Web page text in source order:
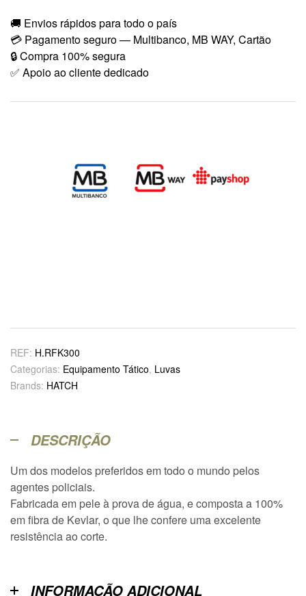
🚚 Envios rápidos para todo o país
💳 Pagamento seguro — Multibanco, MB WAY, Cartão
🔒 Compra 100% segura
✅ Apoio ao cliente dedicado
REF: H.RFK300
Categorias: Equipamento Tático, Luvas
Brands: HATCH
DESCRIÇÃO
Um dos modelos preferidos em todo o mundo pelos
agentes policiais.
Fabricada em pele à prova de água, e composta a 100%
em fibra de Kevlar, o que lhe confere uma excelente
resistência ao corte.
INFORMAÇÃO ADICIONAL